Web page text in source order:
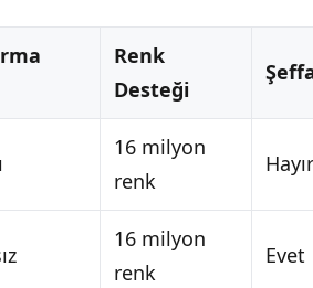
Renk
Desteği
16 milyon
renk
Hayır
16 milyon
renk
Evet